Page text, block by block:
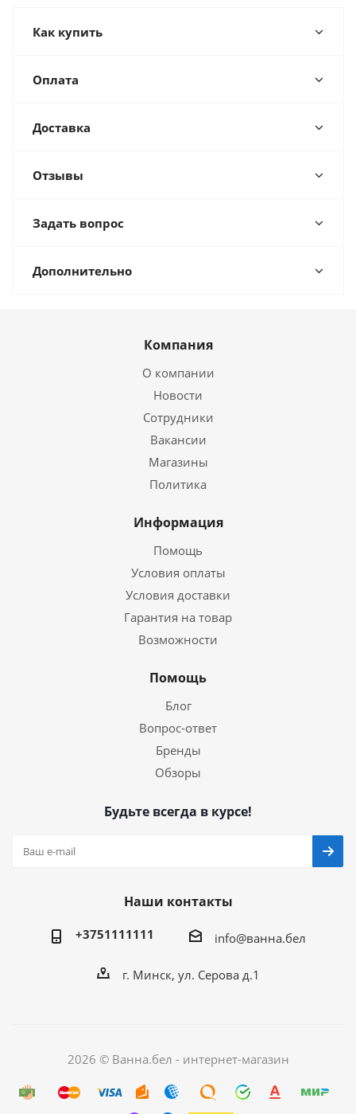
Как купить
Оплата
Доставка
Отзывы
Задать вопрос
Дополнительно
Компания
О компании
Новости
Сотрудники
Вакансии
Магазины
Политика
Информация
Помощь
Условия оплаты
Условия доставки
Гарантия на товар
Возможности
Помощь
Блог
Вопрос-ответ
Бренды
Обзоры
Будьте всегда в курсе!
Наши контакты
+3751111111 info@ванна.бел
г. Минск, ул. Серова д.1
2026 © Ванна.бел - интернет-магазин